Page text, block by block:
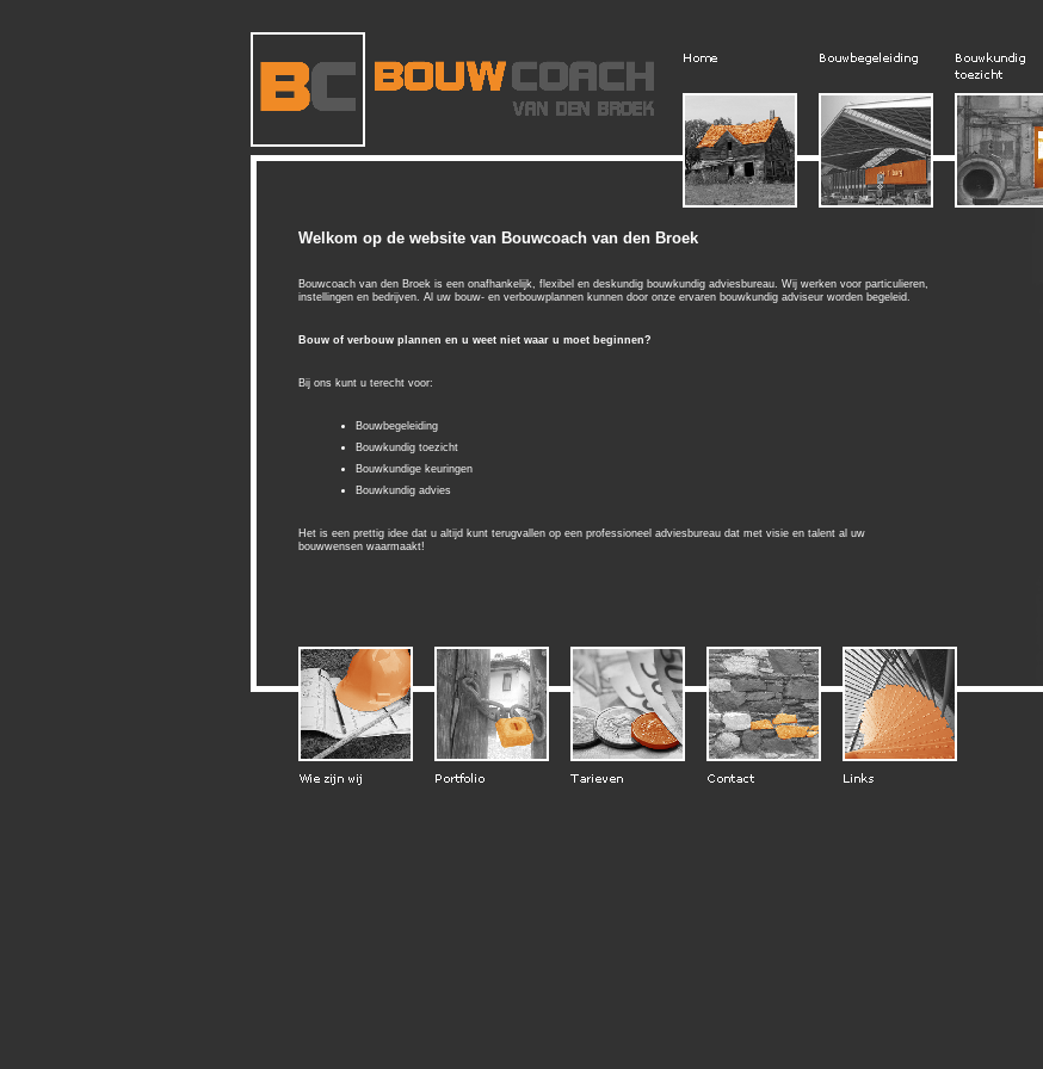
Welkom op de website van Bouwcoach van den Broek
Bouwcoach van den Broek is een onafhankelijk, flexibel en deskundig bouwkundig adviesbureau. Wij werken voor particulieren,
instellingen en bedrijven. Al uw bouw- en verbouwplannen kunnen door onze ervaren bouwkundig adviseur worden begeleid.
Bouw of verbouw plannen en u weet niet waar u moet beginnen?
Bij ons kunt u terecht voor:
Bouwbegeleiding
Bouwkundig toezicht
Bouwkundige keuringen
Bouwkundig advies
Het is een prettig idee dat u altijd kunt terugvallen op een professioneel adviesbureau dat met visie en talent al uw
bouwwensen waarmaakt!